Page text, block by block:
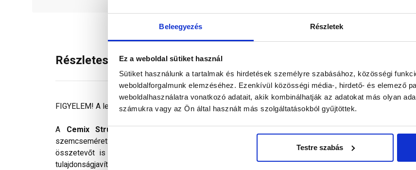
Beleegyezés Részletek
Ez a weboldal sütiket használ
Sütiket használunk a tartalmak és hirdetések személyre szabásához, közösségi
weboldalforgalmunk elemzéséhez. Ezenkívül közösségi média-, hirdető- és elemező
weboldalhasználatra vonatkozó adatait, akik kombinálhatják az adatokat más olyan
számukra vagy az Ön által használt más szolgáltatásokból gyűjtöttek.
Testre szabás
Részletes leírás
FIGYELEM! A leírás végén fontos információkat talál a termékkel kapcsolatban. Kérjük, figyelmesen
A Cemix StrukturOLA Primo
gyárilag előkevert, kapart hatású diszperziós bázisú,
szemcseméret: 1,5 mm. Viszonylag könnyen kivitelezhető és az ára miatt is a polisztirolos
összetevőt is tartalmaz. Az anyag gyakorlatilag nem páraáteresztő. Vizes diszperziós
tulajdonságjavító adalékokat tartalmaz. Színválasztékában pasztell és intenzív színek egyaránt